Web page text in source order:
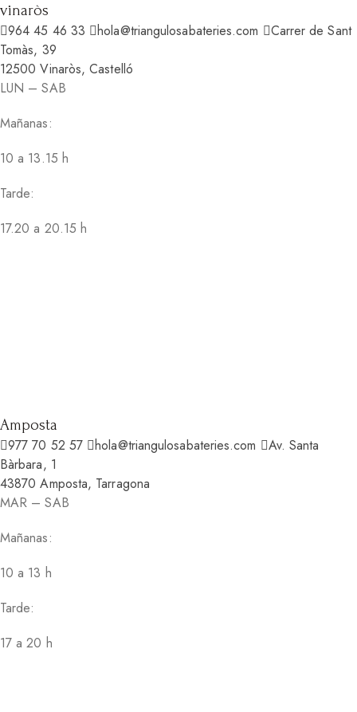
vinaròs
964 45 46 33 hola@triangulosabateries.com
Carrer de Sant
Tomàs, 39
12500 Vinaròs, Castelló
LUN – SAB
Mañanas:
10 a 13.15 h
Tarde:
17.20 a 20.15 h
Amposta
977 70 52 57 hola@triangulosabateries.com
Av. Santa
Bàrbara, 1
43870 Amposta, Tarragona
MAR – SAB
Mañanas:
10 a 13 h
Tarde:
17 a 20 h